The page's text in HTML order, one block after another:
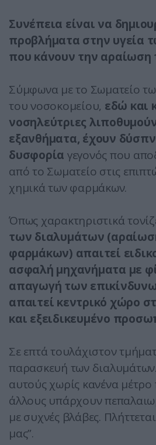
Συνέπεια είναι να
προβλήματα στην υγεία
που κάνουν την
Σύμφωνα με το Σωματείο
του νοσοκομείου, εδώ και
νοσηλεύτριες
εξανθήματα, έχουν
δυσφορία γεγονός που
από το Σωματείο στις
χημικά των φαρμάκων.
Όπως χαρακτηριστικά
των διαλυμάτων
φαρμάκων) απαιτεί
ασφαλή μηχανήματα με
απαγωγή των
απαιτεί κεντρικό χώρο
και εξειδικευμένο
Σε επτά τουλάχιστον
παρασκευή των
αυτούς χωρίς κανένα
άλλους υπάρχουν
με συχνές βλάβες.
μας”.